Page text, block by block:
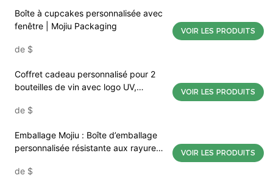
Boîte à cupcakes personnalisée avec
fenêtre | Mojiu Packaging
de $
VOIR LES PRODUITS
Coffret cadeau personnalisé pour 2
bouteilles de vin avec logo UV,
domaines viticoles, Mojiu Packaging
de $
VOIR LES PRODUITS
Emballage Mojiu : Boîte d’emballage
personnalisée résistante aux rayures
toile – Emballage de marque
de $
VOIR LES PRODUITS